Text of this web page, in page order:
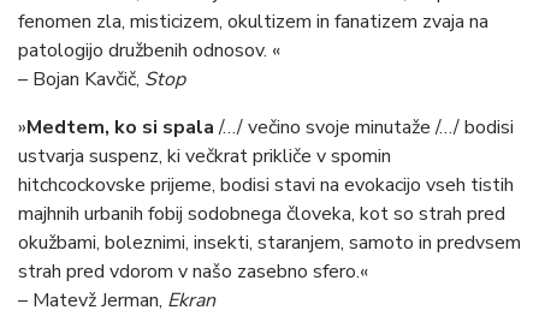
fenomen zla, misticizem, okultizem in fanatizem zvaja na
patologijo družbenih odnosov. «
– Bojan Kavčič, Stop
»Medtem, ko si spala/…/ večino svoje minutaže /…/ bodisi
ustvarja suspenz, ki večkrat prikliče v spomin
hitchcockovske prijeme, bodisi stavi na evokacijo vseh tistih
majhnih urbanih fobij sodobnega človeka, kot so strah pred
okužbami, boleznimi, insekti, staranjem, samoto in predvsem
strah pred vdorom v našo zasebno sfero.«
– Matevž Jerman, Ekran